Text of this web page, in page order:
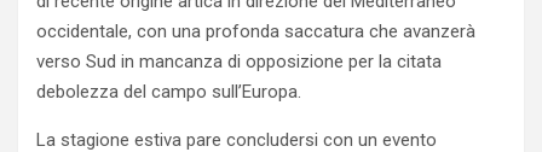
occidentale, con una profonda saccatura che avanzerà
verso Sud in mancanza di opposizione per la citata
debolezza del campo sull’Europa.
La stagione estiva pare concludersi con un evento